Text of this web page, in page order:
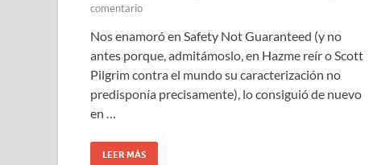
comentario
Nos enamoró en Safety Not Guaranteed (y no
antes porque, admitámoslo, en Hazme reír o Scott
Pilgrim contra el mundo su caracterización no
predisponía precisamente), lo consiguió de nuevo
en …
LEER MÁS